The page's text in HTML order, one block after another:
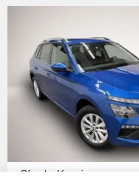
Skoda Kamiq